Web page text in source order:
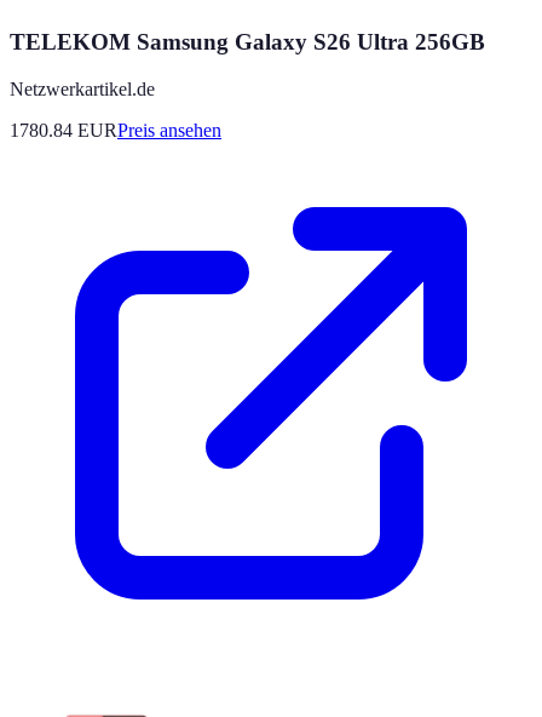
TELEKOM Samsung Galaxy S26 Ultra 256GB
Netzwerkartikel.de
1780.84 EURPreis ansehen